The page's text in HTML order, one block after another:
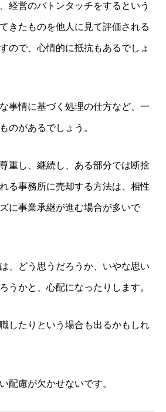
経営のバトンタッチをするという
きたものを他人に見て評価される
ので、心情的に抵抗もあるでしょ
事情に基づく処理の仕方など、一
のがあるでしょう。
重し、継続し、ある部分では断捨
る事務所に売却する方法は、相性
に事業承継が進む場合が多いで
、どう思うだろうか、いやな思い
うかと、心配になったりします。
したりという場合も出るかもしれ
配慮が欠かせないです。